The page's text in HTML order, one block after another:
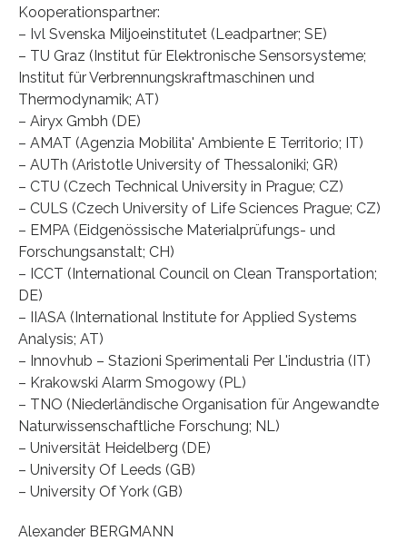
Kooperationspartner:
– Ivl Svenska Miljoeinstitutet (Leadpartner; SE)
– TU Graz (Institut für Elektronische Sensorsysteme;
Institut für Verbrennungskraftmaschinen und
Thermodynamik; AT)
– Airyx Gmbh (DE)
– AMAT (Agenzia Mobilita' Ambiente E Territorio; IT)
– AUTh (Aristotle University of Thessaloniki; GR)
– CTU (Czech Technical University in Prague; CZ)
– CULS (Czech University of Life Sciences Prague; CZ)
– EMPA (Eidgenössische Materialprüfungs- und
Forschungsanstalt; CH)
– ICCT (International Council on Clean Transportation;
DE)
– IIASA (International Institute for Applied Systems
Analysis; AT)
– Innovhub – Stazioni Sperimentali Per L'industria (IT)
– Krakowski Alarm Smogowy (PL)
– TNO (Niederländische Organisation für Angewandte
Naturwissenschaftliche Forschung; NL)
– Universität Heidelberg (DE)
– University Of Leeds (GB)
– University Of York (GB)
Alexander BERGMANN